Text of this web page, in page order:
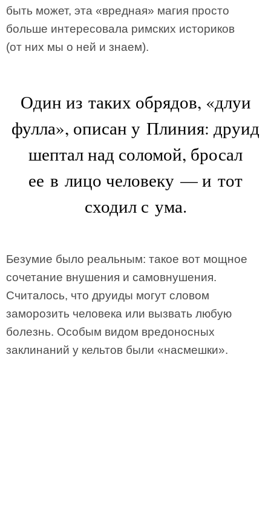
быть может, эта «вредная» магия просто
больше интересовала римских историков
(от них мы о ней и знаем).
Один из таких обрядов, «длуи
фулла», описан у Плиния: друид
шептал над соломой, бросал
ее в лицо человеку — и тот
сходил с ума.
Безумие было реальным: такое вот мощное
сочетание внушения и самовнушения.
Считалось, что друиды могут словом
заморозить человека или вызвать любую
болезнь. Особым видом вредоносных
заклинаний у кельтов были «насмешки».